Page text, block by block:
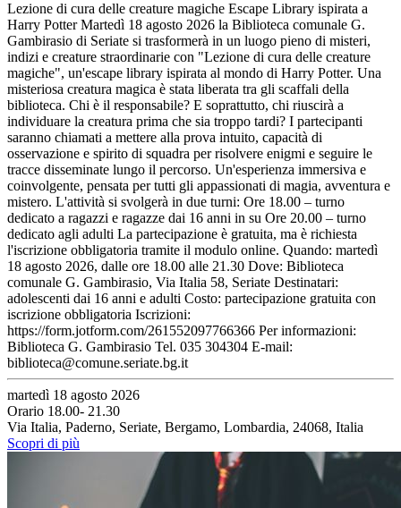
Lezione di cura delle creature magiche Escape Library ispirata a
Harry Potter Martedì 18 agosto 2026 la Biblioteca comunale G.
Gambirasio di Seriate si trasformerà in un luogo pieno di misteri,
indizi e creature straordinarie con "Lezione di cura delle creature
magiche", un'escape library ispirata al mondo di Harry Potter. Una
misteriosa creatura magica è stata liberata tra gli scaffali della
biblioteca. Chi è il responsabile? E soprattutto, chi riuscirà a
individuare la creatura prima che sia troppo tardi? I partecipanti
saranno chiamati a mettere alla prova intuito, capacità di
osservazione e spirito di squadra per risolvere enigmi e seguire le
tracce disseminate lungo il percorso. Un'esperienza immersiva e
coinvolgente, pensata per tutti gli appassionati di magia, avventura e
mistero. L'attività si svolgerà in due turni: Ore 18.00 – turno
dedicato a ragazzi e ragazze dai 16 anni in su Ore 20.00 – turno
dedicato agli adulti La partecipazione è gratuita, ma è richiesta
l'iscrizione obbligatoria tramite il modulo online. Quando: martedì
18 agosto 2026, dalle ore 18.00 alle 21.30 Dove: Biblioteca
comunale G. Gambirasio, Via Italia 58, Seriate Destinatari:
adolescenti dai 16 anni e adulti Costo: partecipazione gratuita con
iscrizione obbligatoria Iscrizioni:
https://form.jotform.com/261552097766366 Per informazioni:
Biblioteca G. Gambirasio Tel. 035 304304 E-mail:
biblioteca@comune.seriate.bg.it
martedì 18 agosto 2026
Orario 18.00- 21.30
Via Italia, Paderno, Seriate, Bergamo, Lombardia, 24068, Italia
Scopri di più